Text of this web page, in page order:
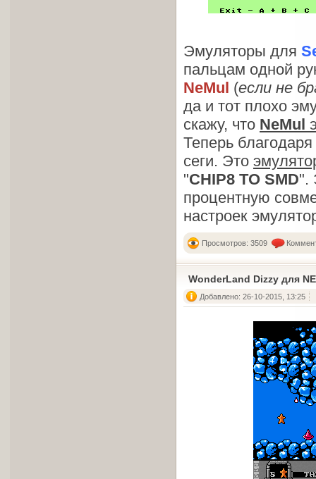
Эмуляторы для
пальцам одной
NeMul (если не
да и тот плохо
скажу, что NeMul
Теперь
сеги. Это
"CHIP8 TO SMD".
процентную
настроек
Просмотров: 3509
WonderLand Dizzy для
Добавлено: 26-10-2015, 13:25